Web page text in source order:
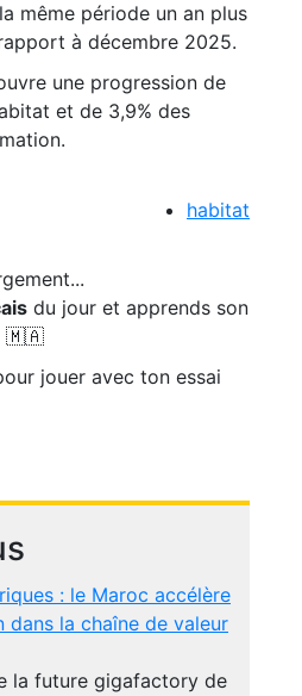
même période un an plus
à décembre 2025.
une progression de
et de 3,9% des
habitat
du jour et apprends son
🇲🇦
jouer avec ton essai
: le Maroc accélère
dans la chaîne de valeur
la future gigafactory de